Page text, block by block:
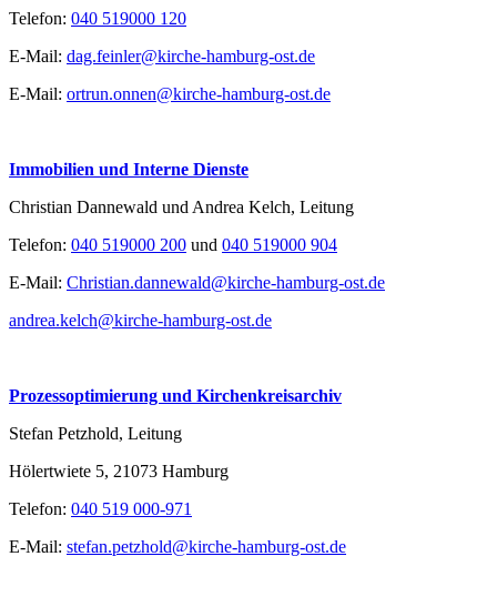
Telefon: 040 519000 120
E-Mail: dag.feinler@kirche-hamburg-ost.de
E-Mail: ortrun.onnen@kirche-hamburg-ost.de
Immobilien und Interne Dienste
Christian Dannewald und Andrea Kelch, Leitung
Telefon: 040 519000 200 und 040 519000 904
E-Mail: Christian.dannewald@kirche-hamburg-ost.de
andrea.kelch@kirche-hamburg-ost.de
Prozessoptimierung und Kirchenkreisarchiv
Stefan Petzhold, Leitung
Hölertwiete 5, 21073 Hamburg
Telefon: 040 519 000-971
E-Mail: stefan.petzhold@kirche-hamburg-ost.de